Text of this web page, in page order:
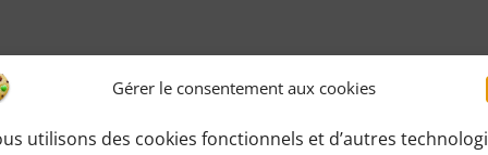
Gérer le consentement aux cookies
utilisons des cookies fonctionnels et d’autres